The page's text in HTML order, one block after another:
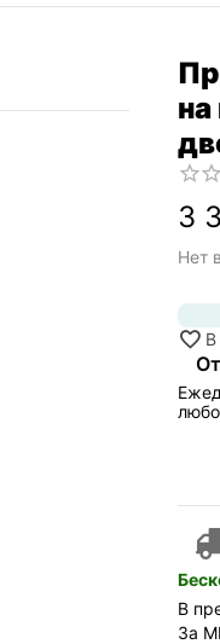
на
3
Нет
В
В
За